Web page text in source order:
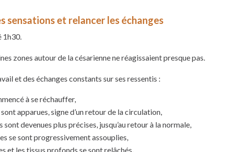
sensations et relancer les échanges
1h30.
zones autour de la césarienne ne réagissaient presque pas.
et des échanges constants sur ses ressentis :
à se réchauffer,
apparues, signe d’un retour de la circulation,
sont devenues plus précises, jusqu’au retour à la normale,
se sont progressivement assouplies,
et les tissus profonds se sont relâchés.